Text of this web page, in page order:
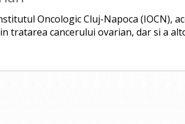
Oncologic Cluj-Napoca (IOCN),
tratarea cancerului ovarian, dar si a